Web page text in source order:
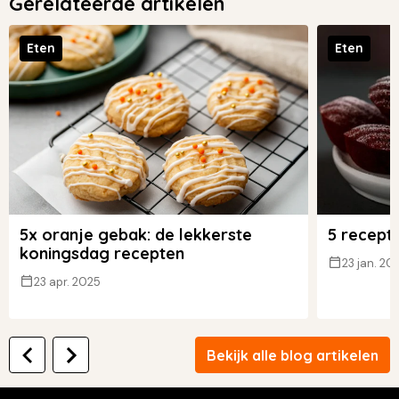
Eten
5x oranje gebak: de lekkerste
koningsdag recepten
23 apr. 2025
Eten
5
23 jan.
Bekijk alle blog artikelen